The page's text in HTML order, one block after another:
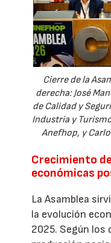
Cierre de la
derecha: José
de Calidad y
Industria y
Anefhop, y
Crecimiento
económicas
La Asamblea
la evolución
2025. Según los